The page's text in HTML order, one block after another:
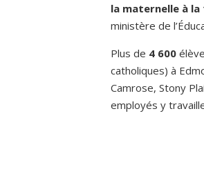
la maternelle à la
ministère de
Plus de 4 600
catholiques) à
Camrose, Stony
employés y